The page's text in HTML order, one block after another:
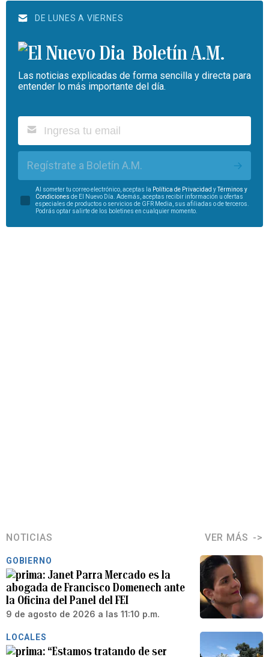
DE LUNES A VIERNES
Boletín A.M.
Las noticias explicadas de forma sencilla y directa para
entender lo más importante del día.
Regístrate a Boletín A.M.
Al someter tu correo electrónico, aceptas la Política de Privacidad y
Términos y
Condiciones de El Nuevo Día. Además, aceptas recibir información u ofertas
especiales de productos o servicios de GFR Media, sus afiliadas o de terceros.
Podrás optar salirte de los boletines en cualquier momento.
NOTICIAS VER MÁS
GOBIERNO
Janet Parra Mercado es la
abogada de Francisco Domenech ante
la Oficina del Panel del FEI
9 de agosto de 2026 a las 11:10 p.m.
LOCALES
“Estamos tratando de ser